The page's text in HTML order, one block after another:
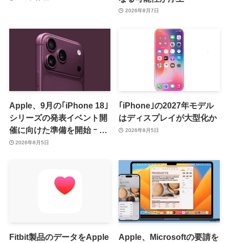
2026年8月7日
Apple、9月の｢iPhone 18｣
シリーズの発表イベント開
催に向けた準備を開始 ｰ 9
月8日か9月9日に開催見込
2026年8月5日
｢iPhone｣の2027年モデル
はディスプレイが大型化か
2026年8月5日
Fitbit製品のデータをApple
Apple、Microsoftの要請を